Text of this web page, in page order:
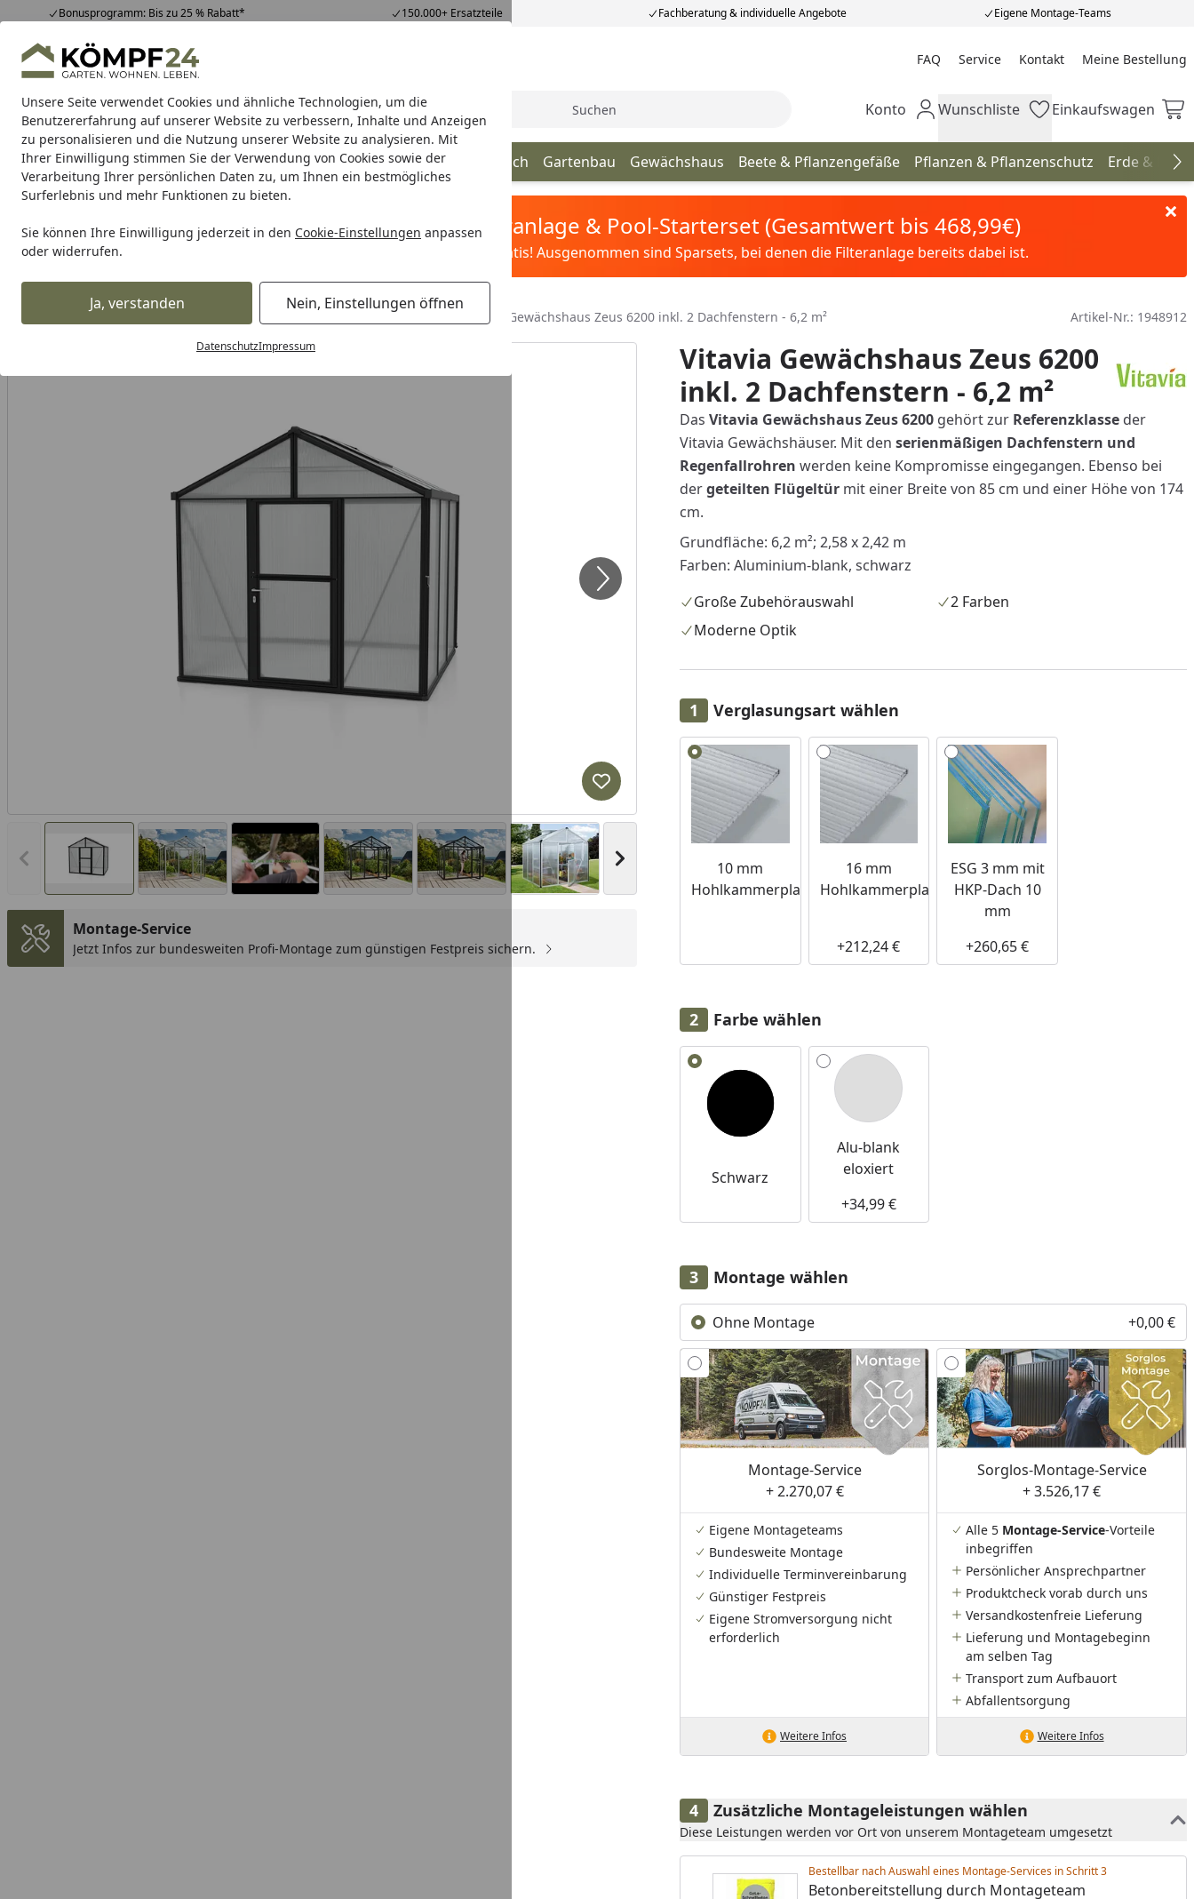
Unsere Seite verwendet Cookies und ähnliche Technologien, um die
Benutzererfahrung auf unserer Website zu verbessern, Inhalte und Anzeigen
zu personalisieren und die Nutzung unserer Website zu analysieren. Mit
Ihrer Einwilligung stimmen Sie der Verwendung von Cookies sowie der
Verarbeitung Ihrer persönlichen Daten zu, um Ihnen ein bestmögliches
Surferlebnis und mehr Funktionen zu bieten.
Sie können Ihre Einwilligung jederzeit in den Cookie-Einstellungen anpassen
oder widerrufen.
Ja, verstanden Nein, Einstellungen öffnen
DatenschutzImpressum
Bonusprogramm: Bis zu 25 % Rabatt* 150.000+ Ersatzteile Fachberatung & individuelle Angebote Eigene Montage-Teams
Hotline07051 / 9 22 22
Mo-Fr. 8-16 Uhr 25.965 Bewertungen FAQ Service Kontakt Meine Bestellung
Meine Bestellung
Alle Produkte
Alle ProdukteHighlights Tipps & Tricks Suche Mein Konto
Konto Wunschliste
Wunschliste Einkaufswagen
Einkaufswagen
Garten Gartenhaus Gerätehaus Carport & Garage Terrassendach Gartenbau Gewächshaus Beete & Pflanzengefäße Pflanzen & Pflanzenschutz Erde &
Karibu Pools inkl. gratis Sandfilteranlage & Pool-Starterset (Gesamtwert bis 468,99€)
Dein Traumpool im Sorglos-Paket: Filter&Pflege gratis! Ausgenommen sind Sparsets, bei denen die Filteranlage bereits dabei ist.
Alles für den Garten Freistehende Gewächshäuser Vitavia Gewächshaus Zeus 6200 inkl. 2 Dachfenstern - 6,2 m² Artikel-Nr.: 1948912
Vorheriges Bild anzeigen Nächstes Bild anzeigen
Produkt zur Wunschliste hinzufügen
Montage-Service
Jetzt Infos zur bundesweiten Profi-Montage zum günstigen Festpreis sichern.
Vitavia Gewächshaus Zeus 6200
inkl. 2 Dachfenstern - 6,2 m²
Das Vitavia Gewächshaus Zeus 6200 gehört zur Referenzklasseder
Vitavia Gewächshäuser. Mit den serienmäßigen Dachfenstern und
Regenfallrohren werden keine Kompromisse eingegangen. Ebenso bei
dergeteilten Flügeltürmit einer Breite von 85 cm und einer Höhe von 174
cm.
Grundfläche: 6,2 m²; 2,58 x 2,42 m
Farben: Aluminium-blank, schwarz
Große Zubehörauswahl
2 Farben
Moderne Optik
Verglasungsart wählen
Alle anzeigen (3)
10 mm
Hohlkammerplatten
16 mm
Hohlkammerplatten
+212,24 €
ESG 3 mm mit
HKP-Dach 10
mm
+260,65 €
Farbe wählen
Alle anzeigen (2)
Schwarz
Alu-blank
eloxiert
+34,99 €
Montage wählen
Ohne Montage +0,00 €
Montage-Service
+ 2.270,07 €
Eigene Montageteams
Bundesweite Montage
Individuelle Terminvereinbarung
Günstiger Festpreis
Eigene Stromversorgung nicht
erforderlich
Weitere Infos
Sorglos-Montage-Service
+ 3.526,17 €
Alle 5 Montage-Service-Vorteile
inbegriffen
Persönlicher Ansprechpartner
Produktcheck vorab durch uns
Versandkostenfreie Lieferung
Lieferung und Montagebeginn
am selben Tag
Transport zum Aufbauort
Abfallentsorgung
Weitere Infos
Zusätzliche Montageleistungen wählen
Diese Leistungen werden vor Ort von unserem Montageteam umgesetzt
Bestellbar nach Auswahl eines Montage-Services in Schritt
Betonbereitstellung durch Montageteam